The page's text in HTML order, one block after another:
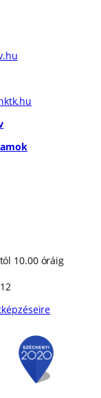
10.00 óráig